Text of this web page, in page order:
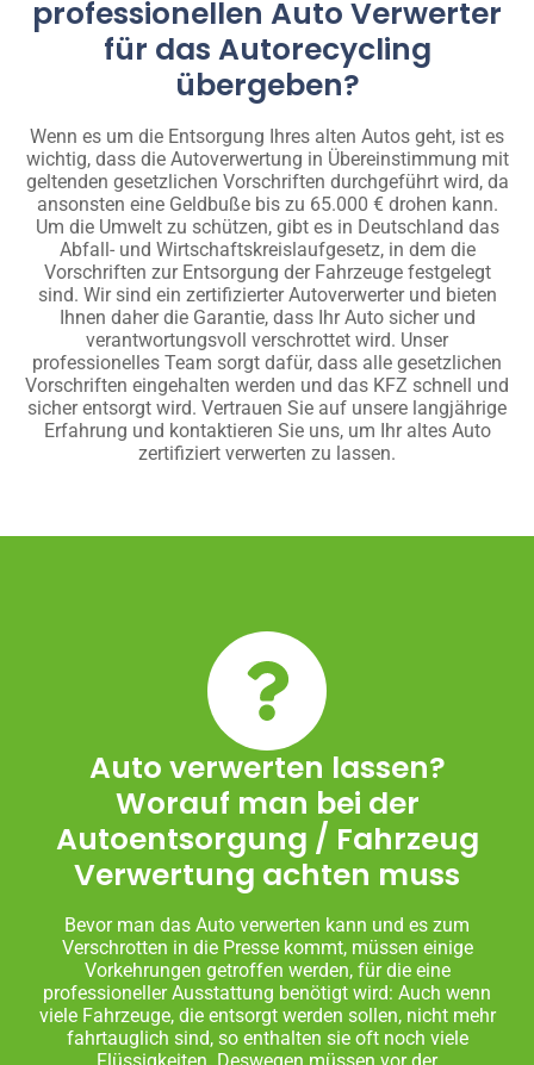
professionellen Auto Verwerter
für das Autorecycling
übergeben?
Wenn es um die Entsorgung Ihres alten Autos geht, ist es
wichtig, dass die Autoverwertung in Übereinstimmung mit
geltenden gesetzlichen Vorschriften durchgeführt wird, da
ansonsten eine Geldbuße bis zu 65.000 € drohen kann.
Um die Umwelt zu schützen, gibt es in Deutschland das
Abfall- und Wirtschaftskreislaufgesetz, in dem die
Vorschriften zur Entsorgung der Fahrzeuge festgelegt
sind. Wir sind ein zertifizierter Autoverwerter und bieten
Ihnen daher die Garantie, dass Ihr Auto sicher und
verantwortungsvoll verschrottet wird. Unser
professionelles Team sorgt dafür, dass alle gesetzlichen
Vorschriften eingehalten werden und das KFZ schnell und
sicher entsorgt wird. Vertrauen Sie auf unsere langjährige
Erfahrung und kontaktieren Sie uns, um Ihr altes Auto
zertifiziert verwerten zu lassen.
Auto verwerten lassen?
Worauf man bei der
Autoentsorgung / Fahrzeug
Verwertung achten muss
Bevor man das Auto verwerten kann und es zum
Verschrotten in die Presse kommt, müssen einige
Vorkehrungen getroffen werden, für die eine
professioneller Ausstattung benötigt wird: Auch wenn
viele Fahrzeuge, die entsorgt werden sollen, nicht mehr
fahrtauglich sind, so enthalten sie oft noch viele